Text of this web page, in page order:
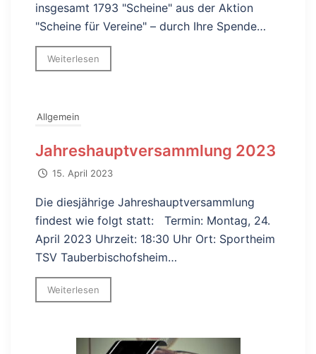
insgesamt 1793 "Scheine" aus der Aktion
"Scheine für Vereine" – durch Ihre Spende…
Weiterlesen
Allgemein
Jahreshauptversammlung 2023
15. April 2023
Die diesjährige Jahreshauptversammlung
findest wie folgt statt: Termin: Montag, 24.
April 2023 Uhrzeit: 18:30 Uhr Ort: Sportheim
TSV Tauberbischofsheim…
Weiterlesen